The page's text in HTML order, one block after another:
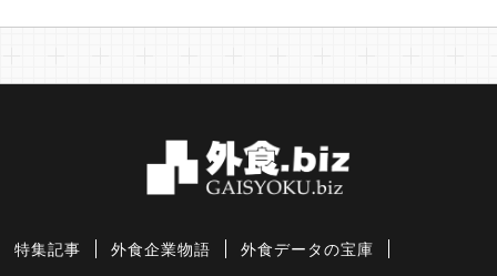
特集記事 外食企業物語 外食データの宝庫